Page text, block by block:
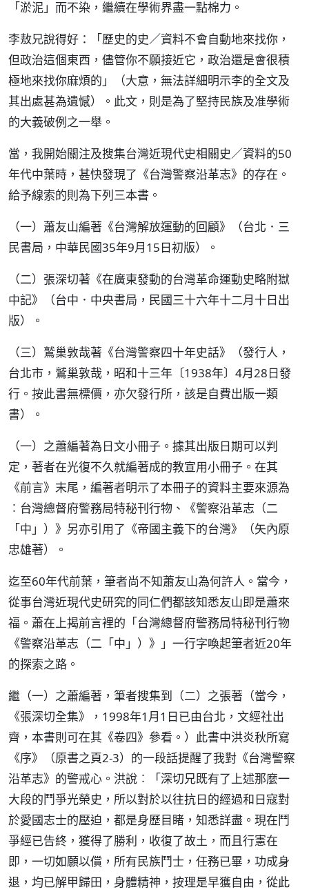
「淤泥」而不染，繼續在學術界盡一點棉力。
李敖兄說得好：「歷史的史／資料不會自動地來找你，
但政治這個東西，儘管你不願接近它，政治還是會很積
極地來找你麻煩的」（大意，無法詳細明示李的全文及
其出處甚為遺憾）。此文，則是為了堅持民族及准學術
的大義破例之一舉。
當，我開始關注及搜集台灣近現代史相關史／資料的50
年代中葉時，甚快發現了《台灣警察沿革志》的存在。
給予線索的則為下列三本書。
（一）蕭友山編著《台灣解放運動的回顧》（台北．三
民書局，中華民國35年9月15日初版）。
（二）張深切著《在廣東發動的台灣革命運動史略附獄
中記》（台中．中央書局，民國三十六年十二月十日出
版）。
（三）鷲巢敦哉著《台灣警察四十年史話》（發行人，
台北市，鷲巢敦哉，昭和十三年〔1938年〕4月28日發
行。按此書無標價，亦欠發行所，該是自費出版一類
書）。
（一）之蕭編著為日文小冊子。據其出版日期可以判
定，著者在光復不久就編著成的教宣用小冊子。在其
《前言》末尾，編著者明示了本冊子的資料主要來源為
︰台灣總督府警務局特秘刊行物、《警察沿革志（二
「中」）》另亦引用了《帝國主義下的台灣》（矢內原
忠雄著）。
迄至60年代前葉，筆者尚不知蕭友山為何許人。當今，
從事台灣近現代史研究的同仁們都該知悉友山即是蕭來
福。蕭在上揭前言裡的「台灣總督府警務局特秘刊行物
《警察沿革志（二「中」）》」一行字喚起筆者近20年
的探索之路。
繼（一）之蕭編著，筆者搜集到（二）之張著（當今，
《張深切全集》，1998年1月1日已由台北，文經社出
齊，本書則可在其《卷四》參看。）此書中洪炎秋所寫
《序》（原書之頁2-3）的一段話提醒了我對《台灣警察
沿革志》的警戒心。洪說︰「深切兄既有了上述那麼一
大段的鬥爭光榮史，所以對於以往抗日的經過和日寇對
於愛國志士的壓迫，都是身歷目睹，知悉詳盡。現在鬥
爭經已告終，獲得了勝利，收復了故土，而且行憲在
即，一切如願以償，所有民族鬥士，任務已畢，功成身
退，均已解甲歸田，身體精神，按理是早獲自由，從此